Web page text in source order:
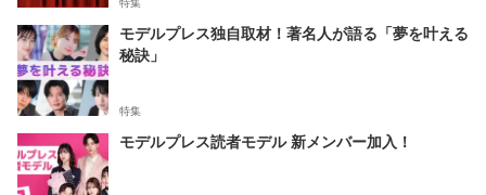
モデルプレス独自取材！著名人が語る「夢を叶える
秘訣」
特集
モデルプレス読者モデル 新メンバー加入！